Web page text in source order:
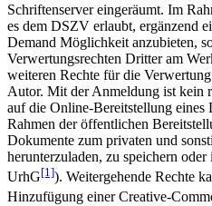
Schriftenserver eingeräumt. Im
es dem DSZV erlaubt, ergänzend
Demand Möglichkeit anzubieten,
Verwertungsrechten Dritter am
weiteren Rechte für die
Autor. Mit der Anmeldung ist kein
auf die Online-Bereitstellung eines
Rahmen der öffentlichen
Dokumente zum privaten und
herunterzuladen, zu speichern
UrhG[1]). Weitergehende Rechte
Hinzufügung einer Creative-